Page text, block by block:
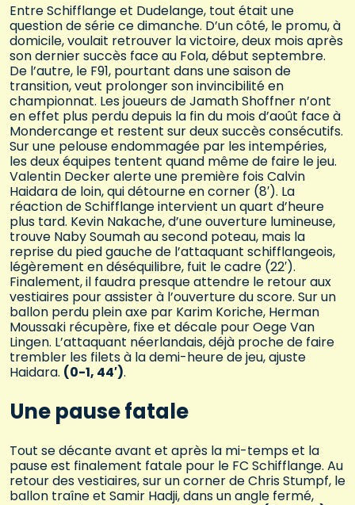
Entre Schifflange et Dudelange, tout était une
question de série ce dimanche. D’un côté, le promu, à
domicile, voulait retrouver la victoire, deux mois après
son dernier succès face au Fola, début septembre.
De l’autre, le F91, pourtant dans une saison de
transition, veut prolonger son invincibilité en
championnat. Les joueurs de Jamath Shoffner n’ont
en effet plus perdu depuis la fin du mois d’août face à
Mondercange et restent sur deux succès consécutifs.
Sur une pelouse endommagée par les intempéries,
les deux équipes tentent quand même de faire le jeu.
Valentin Decker alerte une première fois Calvin
Haidara de loin, qui détourne en corner (8′). La
réaction de Schifflange intervient un quart d’heure
plus tard. Kevin Nakache, d’une ouverture lumineuse,
trouve Naby Soumah au second poteau, mais la
reprise du pied gauche de l’attaquant schifflangeois,
légèrement en déséquilibre, fuit le cadre (22′).
Finalement, il faudra presque attendre le retour aux
vestiaires pour assister à l’ouverture du score. Sur un
ballon perdu plein axe par Karim Koriche, Herman
Moussaki récupère, fixe et décale pour Oege Van
Lingen. L’attaquant néerlandais, déjà proche de faire
trembler les filets à la demi-heure de jeu, ajuste
Haidara. (0-1, 44′).
Une pause fatale
Tout se décante avant et après la mi-temps et la
pause est finalement fatale pour le FC Schifflange. Au
retour des vestiaires, sur un corner de Chris Stumpf, le
ballon traîne et Samir Hadji, dans un angle fermé,